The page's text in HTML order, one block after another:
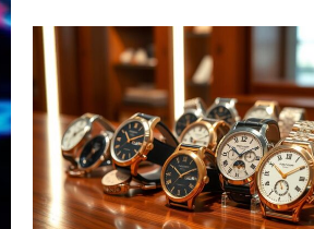
Eksklusif
Jam
Tangan
Omega
Terbaru